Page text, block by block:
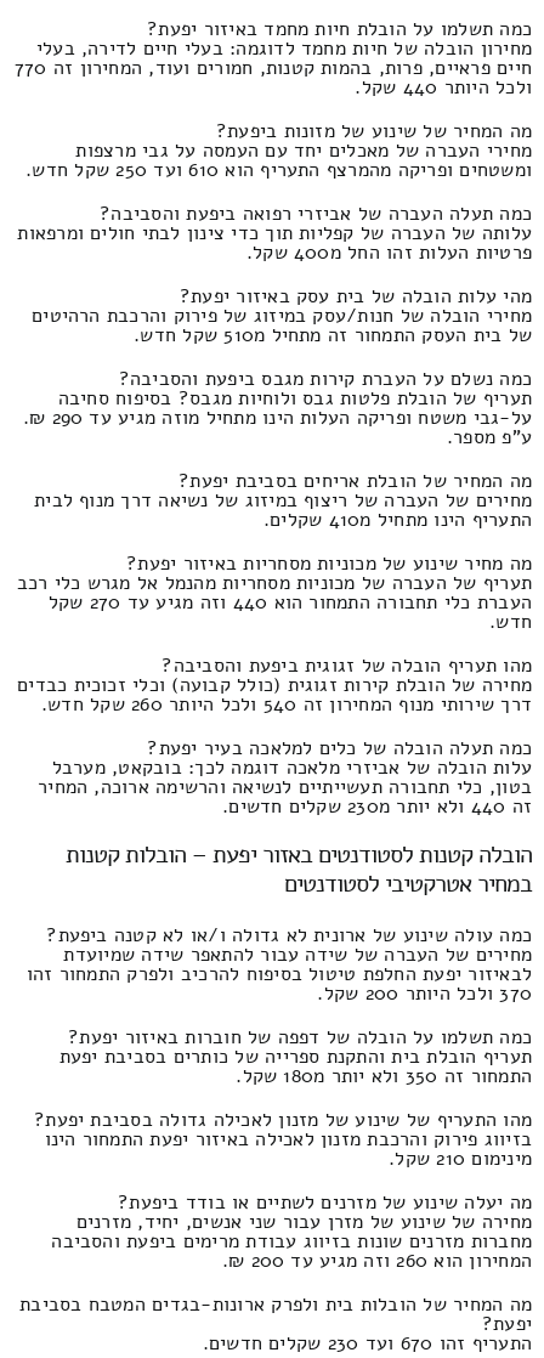
כמה תשלמו על הובלת חיות מחמד באיזור יפעת?
מחירון הובלה של חיות מחמד לדוגמה: בעלי חיים לדירה, בעלי
חיים פראיים, פרות, בהמות קטנות, חמורים ועוד, המחירון זה 770
ולכל היותר 440 שקל.
מה המחיר של שינוע של מזונות ביפעת?
מחירי העברה של מאכלים יחד עם העמסה על גבי מרצפות
ומשטחים ופריקה מהמרצף התעריף הוא 610 ועד 250 שקל חדש.
כמה תעלה העברה של אביזרי רפואה ביפעת והסביבה?
עלותה של העברה של קפליות תוך כדי צינון לבתי חולים ומרפאות
פרטיות העלות זהו החל מ400 שקל.
מהי עלות הובלה של בית עסק באיזור יפעת?
מחירי הובלה של חנות/עסק במיזוג של פירוק והרכבת הרהיטים
של בית העסק התמחור זה מתחיל מ510 שקל חדש.
כמה נשלם על העברת קירות מגבס ביפעת והסביבה?
תעריף של הובלת פלטות גבס ולוחיות מגבס? בסיפוח סחיבה
על-גבי משטח ופריקה העלות הינו מתחיל מוזה מגיע עד 290 ₪.
ע"פ מספר.
מה המחיר של הובלת אריחים בסביבת יפעת?
מחירים של העברה של ריצוף במיזוג של נשיאה דרך מנוף לבית
התעריף הינו מתחיל מ410 שקלים.
מה מחיר שינוע של מכוניות מסחריות באיזור יפעת?
תעריף של העברה של מכוניות מסחריות מהנמל אל מגרש כלי רכב
העברת כלי תחבורה התמחור הוא 440 וזה מגיע עד 270 שקל
חדש.
מהו תעריף הובלה של זגוגית ביפעת והסביבה?
מחירה של הובלת קירות זגוגית (כולל קבועה) וכלי זכוכית כבדים
דרך שירותי מנוף המחירון זה 540 ולכל היותר 260 שקל חדש.
כמה תעלה הובלה של כלים למלאכה בעיר יפעת?
עלות הובלה של אביזרי מלאכה דוגמה לכך: בובקאט, מערבל
בטון, כלי תחבורה תעשייתיים לנשיאה והרשימה ארוכה, המחיר
זה 440 ולא יותר מ230 שקלים חדשים.
הובלה קטנות לסטודנטים באזור יפעת – הובלות קטנות
במחיר אטרקטיבי לסטודנטים
כמה עולה שינוע של ארונית לא גדולה ו/או לא קטנה ביפעת?
מחירים של העברה של שידה עבור להתאפר שידה שמיועדת
לבאיזור יפעת החלפת טיטול בסיפוח להרכיב ולפרק התמחור זהו
370 ולכל היותר 200 שקל.
כמה תשלמו על הובלה של דפפה של חוברות באיזור יפעת?
תעריף הובלת בית והתקנת ספרייה של כותרים בסביבת יפעת
התמחור זה 350 ולא יותר מ180 שקל.
מהו התעריף של שינוע של מזנון לאכילה גדולה בסביבת יפעת?
בזיווג פירוק והרכבת מזנון לאכילה באיזור יפעת התמחור הינו
מינימום 210 שקל.
מה יעלה שינוע של מזרנים לשתיים או בודד ביפעת?
מחירה של שינוע של מזרן עבור שני אנשים, יחיד, מזרנים
מחברות מזרנים שונות בזיווג עבודת מרימים ביפעת והסביבה
המחירון הוא 260 וזה מגיע עד 200 ₪.
מה המחיר של הובלות בית ולפרק ארונות-בגדים המטבח בסביבת
יפעת?
התעריף זהו 670 ועד 230 שקלים חדשים.